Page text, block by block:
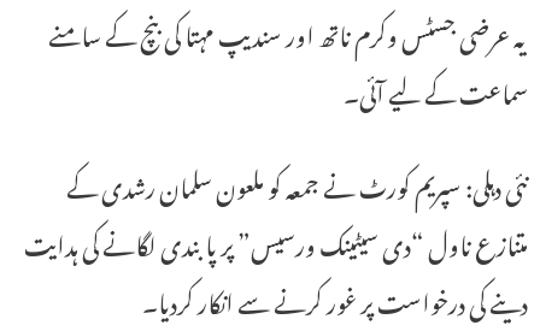
یہ عرضی جسٹس وکرم ناتھ اور سندیپ مہتا کی بنچ کے سامنے
سماعت کے لیے آئی۔
نئی دہلی: سپریم کورٹ نے جمعہ کو ملعون سلمان رشدی کے
متنازع ناول “دی سیٹینک ورسیس” پر پابندی لگانے کی ہدایت
دینے کی درخواست پر غور کرنے سے انکار کردیا۔